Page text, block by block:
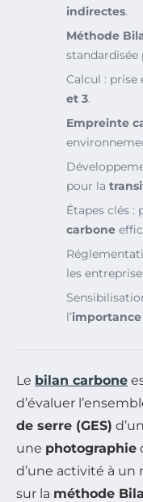
indirectes.
Méthode
standardisée
Calcul : prise
et 3.
Empreinte
pour la
Étapes clés :
carbone
les
l’
Le bilan carbone
d’évaluer
de serre (GES)
une photographie
d’une activité à un
sur la méthode